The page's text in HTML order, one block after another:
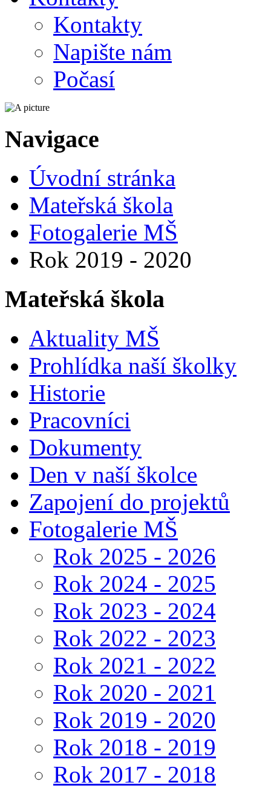
Kontakty
Napište nám
Počasí
Navigace
Úvodní stránka
Mateřská škola
Fotogalerie MŠ
Rok 2019 - 2020
Mateřská škola
Aktuality MŠ
Prohlídka naší školky
Historie
Pracovníci
Dokumenty
Den v naší školce
Zapojení do projektů
Fotogalerie MŠ
Rok 2025 - 2026
Rok 2024 - 2025
Rok 2023 - 2024
Rok 2022 - 2023
Rok 2021 - 2022
Rok 2020 - 2021
Rok 2019 - 2020
Rok 2018 - 2019
Rok 2017 - 2018